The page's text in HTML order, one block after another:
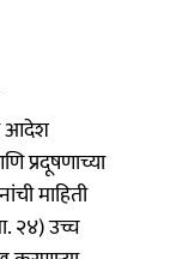
आदेश
प्रदूषणाच्या
माहिती
२४) उच्च